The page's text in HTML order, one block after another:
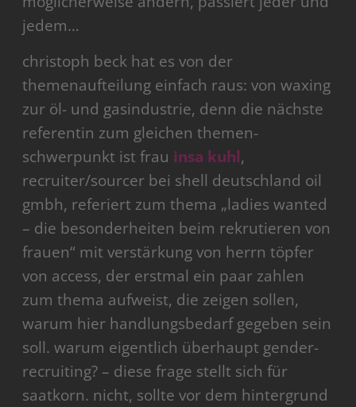
jedem…
christoph beck hat es von der
themenaufteilung einfach raus: von waxing
zur öl- und gasindustrie, denn die nächste
referentin zum gleichen themen-
schwerpunkt ist frau insa kuhl,
recruiter/sourcer bei shell deutschland oil
gmbh, referiert zum thema „ladies wanted
– die besonderheiten beim rekrutieren von
frauen“ mit verstärkung von herrn töpfer
von access, der erstmal ein paar zahlen
zum thema aufweist, die zeigen sollen,
warum hier handlungsbedarf gegeben sein
soll. warum eigentlich überhaupt gender-
recruiting? – diese frage stellt sich für
saatkorn. nicht, sollte vor dem hintergrund